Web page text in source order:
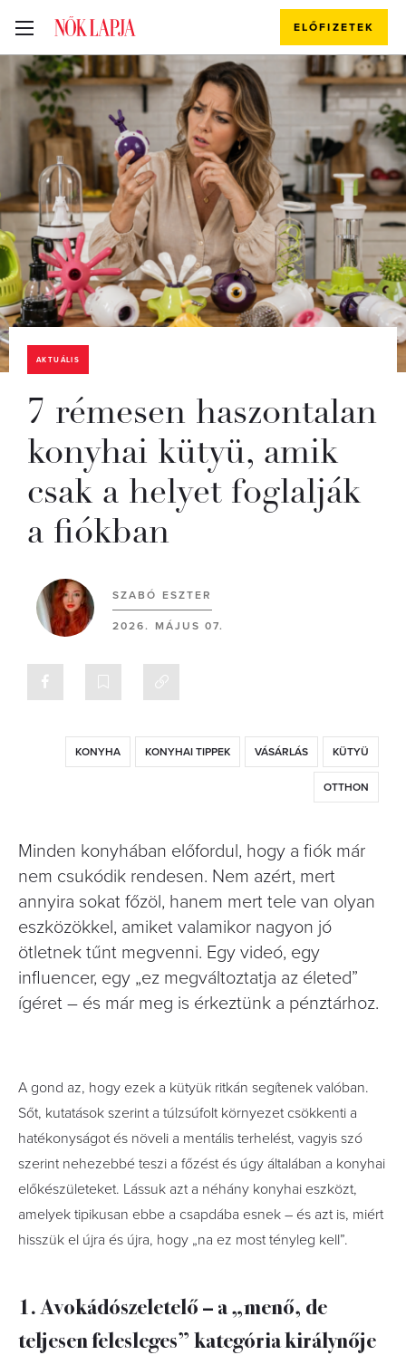
ELŐFIZETEK
AKTUÁLIS
7 rémesen haszontalan
konyhai kütyü, amik
csak a helyet foglalják
a fiókban
SZABÓ ESZTER
2026. MÁJUS 07.
KONYHA KONYHAI TIPPEK VÁSÁRLÁS KÜTYÜ
OTTHON
Minden konyhában előfordul, hogy a fiók már
nem csukódik rendesen. Nem azért, mert
annyira sokat főzöl, hanem mert tele van olyan
eszközökkel, amiket valamikor nagyon jó
ötletnek tűnt megvenni. Egy videó, egy
influencer, egy „ez megváltoztatja az életed”
ígéret – és már meg is érkeztünk a pénztárhoz.
A gond az, hogy ezek a kütyük ritkán segítenek valóban.
Sőt, kutatások szerint a túlzsúfolt környezet csökkenti a
hatékonyságot és növeli a mentális terhelést, vagyis szó
szerint nehezebbé teszi a főzést és úgy általában a konyhai
előkészületeket. Lássuk azt a néhány konyhai eszközt,
amelyek tipikusan ebbe a csapdába esnek – és azt is, miért
hisszük el újra és újra, hogy „na ez most tényleg kell”.
1. Avokádószeletelő – a „menő, de
teljesen felesleges” kategória királynője